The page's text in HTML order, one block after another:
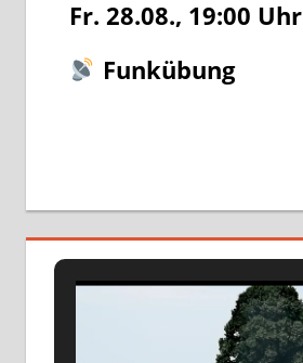
Fr. 28.08., 19:00 Uhr
Funkübung